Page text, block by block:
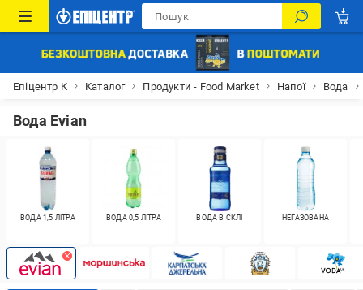
Епіцентр К Каталог Продукти - Food Market Напої Вода
Вода Evian
ВОДА 1,5 ЛІТРА ВОДА 0,5 ЛІТРА ВОДА В СКЛІ НЕГАЗОВАНА